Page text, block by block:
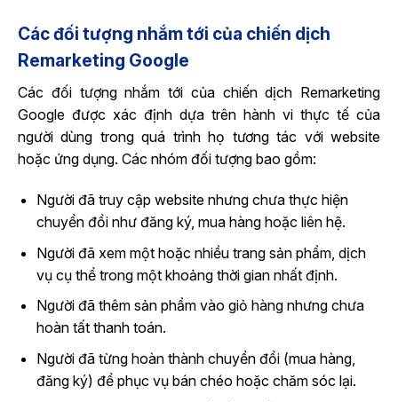
Các đối tượng nhắm tới của chiến dịch
Remarketing Google
Các đối tượng nhắm tới của chiến dịch Remarketing
Google được xác định dựa trên hành vi thực tế của
người dùng trong quá trình họ tương tác với website
hoặc ứng dụng. Các nhóm đối tượng bao gồm:
Người đã truy cập website nhưng chưa thực hiện
chuyển đổi như đăng ký, mua hàng hoặc liên hệ.
Người đã xem một hoặc nhiều trang sản phẩm, dịch
vụ cụ thể trong một khoảng thời gian nhất định.
Người đã thêm sản phẩm vào giỏ hàng nhưng chưa
hoàn tất thanh toán.
Người đã từng hoàn thành chuyển đổi (mua hàng,
đăng ký) để phục vụ bán chéo hoặc chăm sóc lại.